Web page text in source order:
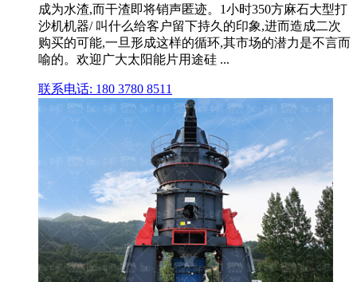
成为水渣,而干渣即将销声匿迹。1小时350方麻石大型打
沙机机器/ 叫什么给客户留下持久的印象,进而造成二次
购买的可能,一旦形成这样的循环,其市场的潜力是不言而
喻的。欢迎广大太阳能片用途硅 ...
联系电话: 180 3780 8511